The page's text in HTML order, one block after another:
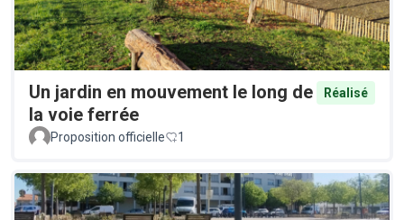
Un jardin en mouvement le long de
la voie ferrée
Réalisé
Proposition officielle 1